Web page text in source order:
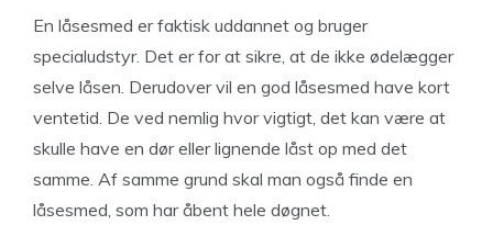
En låsesmed er faktisk uddannet og bruger
specialudstyr. Det er for at sikre, at de ikke ødelægger
selve låsen. Derudover vil en god låsesmed have kort
ventetid. De ved nemlig hvor vigtigt, det kan være at
skulle have en dør eller lignende låst op med det
samme. Af samme grund skal man også finde en
låsesmed, som har åbent hele døgnet.